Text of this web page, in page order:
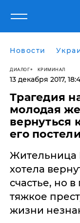
Новости
ДИАЛОГ КРИМИНАЛ
13 декабря 2017,
Трагедия
молодая
вернуться
его
Жительница
хотела
счастье, но
тяжкое
жизни